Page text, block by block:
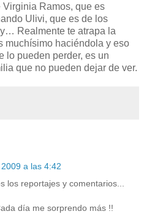
Virginia Ramos, que es
Ulivi, que es de los
Realmente te atrapa la
muchísimo haciéndola y eso
lo pueden perder, es un
que no pueden dejar de ver.
a las 4:42
los reportajes y comentarios...
día me sorprendo más !!